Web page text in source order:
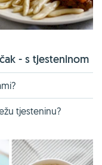
- s tjesteninom
tjesteninu?